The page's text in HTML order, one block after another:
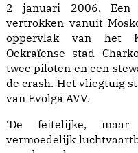
2 januari 2006. Een
vertrokken vanuit
oppervlak van het
Oekraïense stad
twee piloten en een
de crash. Het vliegtuig
van Evolga AVV.
‘De feitelijke,
vermoedelijk